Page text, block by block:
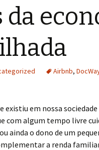
da
Airbnb,
em nossa
com algum tempo livre
ainda o dono de um
a renda